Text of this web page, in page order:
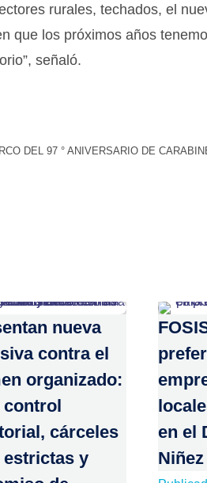
rurales, techados, el
que los próximos años
señaló.
nueva
contra el
organizado:
control
cárceles
estrictas y
en el
Niñez